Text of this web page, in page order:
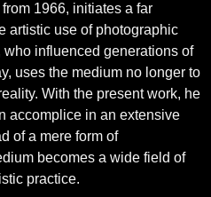
from 1966, initiates a far
artistic use of photographic
influenced generations of
uses the medium no longer to
With the present work, he
accomplice in an extensive
of a mere form of
becomes a wide field of
practice.